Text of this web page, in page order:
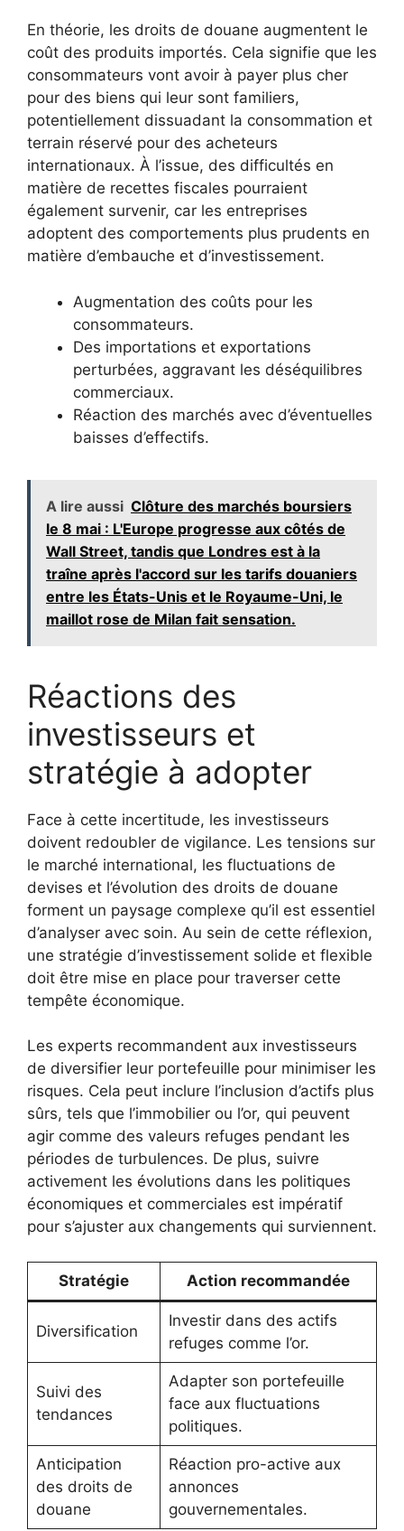
En théorie, les droits de douane augmentent le
coût des produits importés. Cela signifie que les
consommateurs vont avoir à payer plus cher
pour des biens qui leur sont familiers,
potentiellement dissuadant la consommation et
terrain réservé pour des acheteurs
internationaux. À l’issue, des difficultés en
matière de recettes fiscales pourraient
également survenir, car les entreprises
adoptent des comportements plus prudents en
matière d’embauche et d’investissement.
Augmentation des coûts pour les
consommateurs.
Des importations et exportations
perturbées, aggravant les déséquilibres
commerciaux.
Réaction des marchés avec d’éventuelles
baisses d’effectifs.
A lire aussi Clôture des marchés boursiers
le 8 mai : L'Europe progresse aux côtés de
Wall Street, tandis que Londres est à la
traîne après l'accord sur les tarifs douaniers
entre les États-Unis et le Royaume-Uni, le
maillot rose de Milan fait sensation.
Réactions des
investisseurs et
stratégie à adopter
Face à cette incertitude, les investisseurs
doivent redoubler de vigilance. Les tensions sur
le marché international, les fluctuations de
devises et l’évolution des droits de douane
forment un paysage complexe qu’il est essentiel
d’analyser avec soin. Au sein de cette réflexion,
une stratégie d’investissement solide et flexible
doit être mise en place pour traverser cette
tempête économique.
Les experts recommandent aux investisseurs
de diversifier leur portefeuille pour minimiser les
risques. Cela peut inclure l’inclusion d’actifs plus
sûrs, tels que l’immobilier ou l’or, qui peuvent
agir comme des valeurs refuges pendant les
périodes de turbulences. De plus, suivre
activement les évolutions dans les politiques
économiques et commerciales est impératif
pour s’ajuster aux changements qui surviennent.
Stratégie Action recommandée
Diversification
Investir dans des actifs
refuges comme l’or.
Suivi des
tendances
Adapter son portefeuille
face aux fluctuations
politiques.
Anticipation
des droits de
douane
Réaction pro-active aux
annonces
gouvernementales.